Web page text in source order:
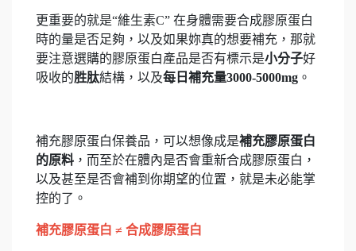
更重要的就是“維生素C” 在身體需要合成膠原蛋白
時的量是否足夠，以及如果妳真的想要補充，那就
要注意選購的膠原蛋白產品是否有標示是小分子好
吸收的胜肽結構，以及每日補充量3000-5000mg 。
補充膠原蛋白保養品，可以想像成是補充膠原蛋白
的原料 ，而至於在體內是否會重新合成膠原蛋白，
以及甚至是否會補到你期望的位置，就是未必能掌
控的了。
補充膠原蛋白 ≠ 合成膠原蛋白